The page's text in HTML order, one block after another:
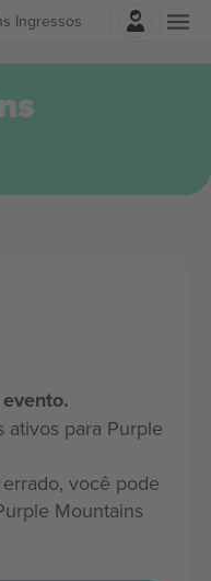
Ingressos
Entrar
para Purple
você pode
Mountains